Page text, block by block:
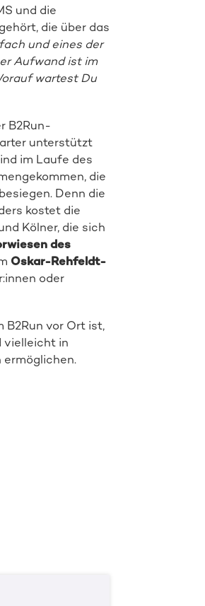
und die
die über das
und eines der
Aufwand ist im
wartest Du
B2Run-
unterstützt
im Laufe des
die
Denn die
kostet die
Kölner, die sich
des
Oskar-Rehfeldt-
oder
B2Run vor Ort ist,
vielleicht in